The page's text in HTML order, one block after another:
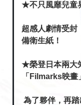
★不只風靡兒童
超感人劇情受封
備衛生紙！
★榮登日本兩大
「Filmarks映畫
為了夥伴，再踏